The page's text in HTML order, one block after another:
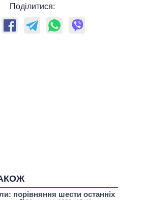
Поділитися:
порівняння шести останніх